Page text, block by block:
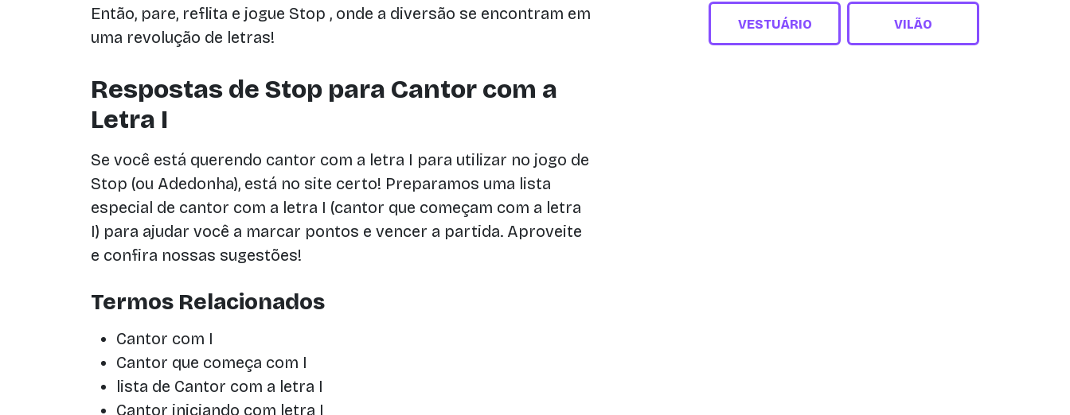
Então, pare, reflita e jogue Stop , onde a diversão se encontram em
uma revolução de letras!
Respostas de Stop para Cantor com a
Letra I
Se você está querendo cantor com a letra I para utilizar no jogo de
Stop (ou Adedonha), está no site certo! Preparamos uma lista
especial de cantor com a letra I (cantor que começam com a letra
I) para ajudar você a marcar pontos e vencer a partida. Aproveite
e confira nossas sugestões!
Termos Relacionados
Cantor com I
Cantor que começa com I
lista de Cantor com a letra I
Cantor iniciando com letra I
VESTUÁRIO VILÃO